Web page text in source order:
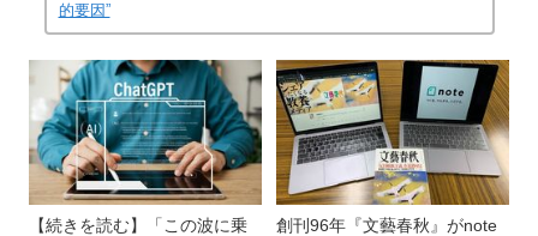
的要因”
【続きを読む】「この波に乗
創刊96年『文藝春秋』がnote